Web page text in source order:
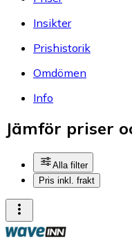
Insikter
Prishistorik
Omdömen
Info
Jämför priser
Alla filter
Pris inkl. frakt